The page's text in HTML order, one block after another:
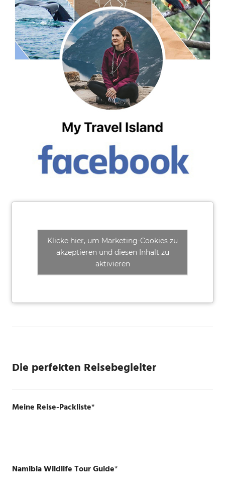
Klicke hier, um Marketing-Cookies zu
akzeptieren und diesen Inhalt zu
aktivieren
Die perfekten Reisebegleiter
Meine Reise-Packliste*
Namibia Wildlife Tour Guide*